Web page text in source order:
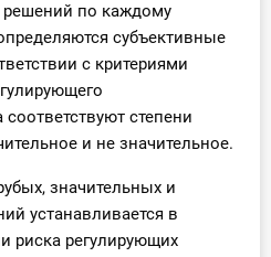
решений по каждому
субъективные
с критериями
соответствуют степени
и не значительное.
значительных и
устанавливается в
риска регулирующих